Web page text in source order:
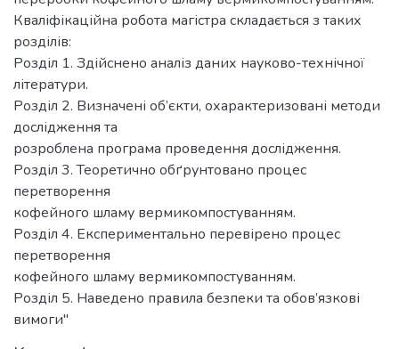
Кваліфікаційна робота магістра складається з таких
розділів:
Розділ 1. Здійснено аналіз даних науково-технічної
літератури.
Розділ 2. Визначені об’єкти, охарактеризовані методи
дослідження та
розроблена програма проведення дослідження.
Розділ 3. Теоретично обґрунтовано процес
перетворення
кофейного шламу вермикомпостуванням.
Розділ 4. Експериментально перевірено процес
перетворення
кофейного шламу вермикомпостуванням.
Розділ 5. Наведено правила безпеки та обов’язкові
вимоги"